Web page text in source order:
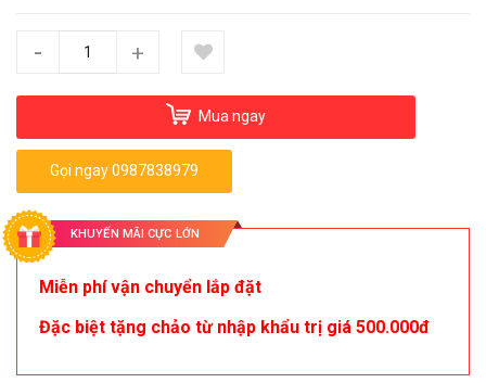
- +
Mua ngay
Gọi ngay 0987838979
KHUYẾN MÃI CỰC LỚN
Miễn phí vận chuyển lắp đặt
Đặc biệt tặng chảo từ nhập khẩu trị giá 500.000đ